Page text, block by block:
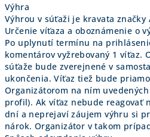
Výhra
Výhrou v súťaži je kravata značky
Určenie víťaza a oboznámenie o
Po uplynutí termínu na
komentárov vyžrebovaný 1 víťaz.
súťaže bude zverejnené v
ukončenia. Víťaz tiež bude
Organizátorom na ním
profil). Ak víťaz nebude reagovať
dní a neprejaví záujem výhru si
nárok. Organizátor v takom